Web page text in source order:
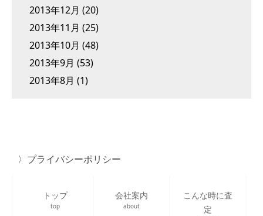
2013年12月 (20)
2013年11月 (25)
2013年10月 (48)
2013年9月 (53)
2013年8月 (1)
プライバシーポリシー
トップ
top
会社案内
about
こんな時に査
定